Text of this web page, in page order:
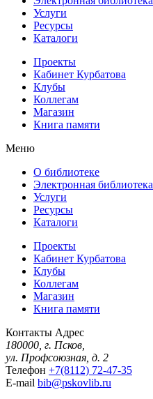
Услуги
Ресурсы
Каталоги
Проекты
Кабинет Курбатова
Клубы
Коллегам
Магазин
Книга памяти
Меню
О библиотеке
Электронная библиотека
Услуги
Ресурсы
Каталоги
Проекты
Кабинет Курбатова
Клубы
Коллегам
Магазин
Книга памяти
Контакты Адрес
180000, г. Псков,
ул. Профсоюзная, д. 2
Телефон +7(8112) 72-47-35
E-mail bib@pskovlib.ru